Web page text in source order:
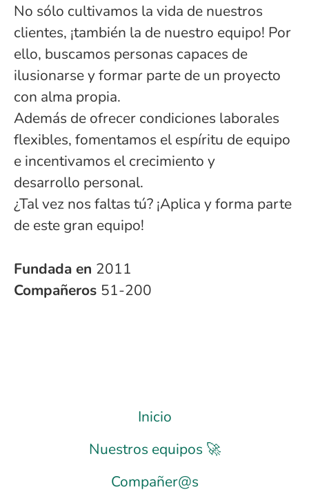
No sólo cultivamos la vida de nuestros
clientes, ¡también la de nuestro equipo! Por
ello, buscamos personas capaces de
ilusionarse y formar parte de un proyecto
con alma propia.
Además de ofrecer condiciones laborales
flexibles, fomentamos el espíritu de equipo
e incentivamos el crecimiento y
desarrollo personal.
¿Tal vez nos faltas tú? ¡Aplica y forma parte
de este gran equipo!
Fundada en 2011
Compañeros 51-200
Inicio
Nuestros equipos 🚀
Compañer@s